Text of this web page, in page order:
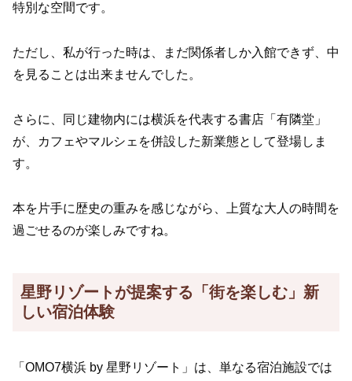
特別な空間です。
ただし、私が行った時は、まだ関係者しか入館できず、中
を見ることは出来ませんでした。
さらに、同じ建物内には横浜を代表する書店「有隣堂」
が、カフェやマルシェを併設した新業態として登場しま
す。
本を片手に歴史の重みを感じながら、上質な大人の時間を
過ごせるのが楽しみですね。
星野リゾートが提案する「街を楽しむ」新
しい宿泊体験
「OMO7横浜 by 星野リゾート」は、単なる宿泊施設では